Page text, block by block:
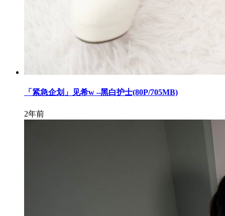
「紧急企划」见希w –黑白护士(80P/705MB)
2年前